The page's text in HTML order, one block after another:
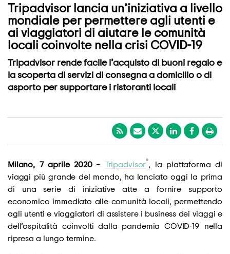
Tripadvisor lancia un’iniziativa a livello
mondiale per permettere agli utenti e
ai viaggiatori di aiutare le comunità
locali coinvolte nella crisi COVID-19
Tripadvisor rende facile l’acquisto di buoni regalo e
la scoperta di servizi di consegna a domicilio o di
asporto per supportare i ristoranti locali
Milano, 7 aprile2020 – Tripadvisor®, la piattaforma di
viaggi più grande del mondo, ha lanciato oggi la prima
di una serie di iniziative atte a fornire supporto
economico immediato alle comunità locali, permettendo
agli utenti e viaggiatori di assistere i business dei viaggi e
dell’ospitalità coinvolti dalla pandemia COVID-19 nella
ripresa a lungo termine.